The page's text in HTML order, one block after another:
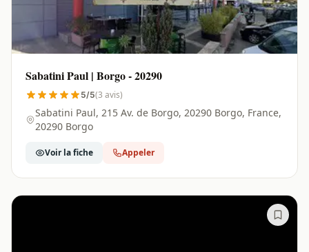
Sabatini Paul | Borgo - 20290
5/5(3 avis)
Sabatini Paul, 215 Av. de Borgo, 20290 Borgo, France,
20290 Borgo
Voir la fiche Appeler